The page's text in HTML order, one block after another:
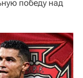
победу над